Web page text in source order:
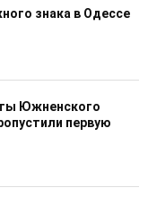
знака в Одессе
Южненского
первую